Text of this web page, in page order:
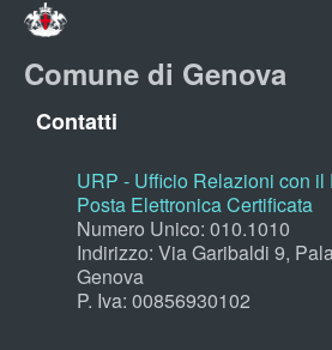
Comune di Genova
Contatti
URP - Ufficio Relazioni con il
Posta Elettronica Certificata
Numero Unico: 010.1010
Indirizzo: Via Garibaldi 9,
Genova
P. Iva: 00856930102